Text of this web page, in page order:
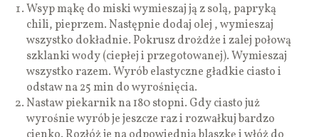
Wsyp mąkę do miski wymieszaj ją z solą, papryką
chili, pieprzem. Następnie dodaj olej , wymieszaj
wszystko dokładnie. Pokrusz drożdże i zalej połową
szklanki wody (ciepłej i przegotowanej). Wymieszaj
wszystko razem. Wyrób elastyczne gładkie ciasto i
odstaw na 25 min do wyrośnięcia.
Nastaw piekarnik na 180 stopni. Gdy ciasto już
wyrośnie wyrób je jeszcze raz i rozwałkuj bardzo